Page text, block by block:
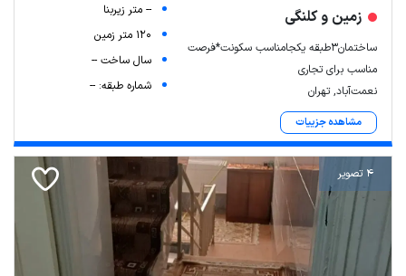
زمین و کلنگی
ساختمان۳طبقه یکجامناسب سکونت*فرصت
مناسب برای تجاری
نعمت‌آباد, تهران
مشاهده جزییات
-- متر زیربنا
120 متر زمین
سال ساخت --
شماره طبقه: --
4 تصویر